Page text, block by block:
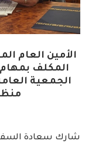
الأمين العام
المكلف بمهام
الجمعية
شارك سعادة